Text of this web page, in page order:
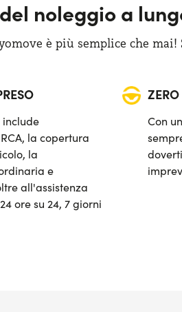
di parcheggio
noleggio a
è più semplice che
include
la copertura
la
e
all'assistenza
ore su 24, 7 giorni
ZERO
Con